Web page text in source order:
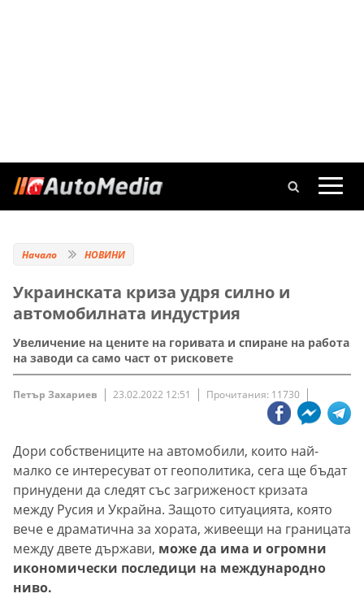
Начало НОВИНИ
Украинската криза удря силно и
автомобилната индустрия
Увеличение на цените на горивата и спиране на работа
на заводи са само част от рисковете
Петър Захариев 23.02.2022 12:51 Прочитания: 11730
Дори собствениците на автомобили, които най-
малко се интересуват от геополитика, сега ще бъдат
принудени да следят със загриженост кризата
между Русия и Украйна. Защото ситуацията, която
вече е драматична за хората, живеещи на границата
между двете държави, може да има и огромни
икономически последици на международно
ниво.